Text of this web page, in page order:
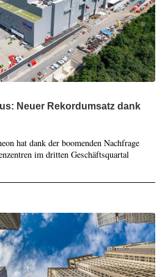
Neuer Rekordumsatz dank
hat dank der boomenden Nachfrage
im dritten Geschäftsquartal